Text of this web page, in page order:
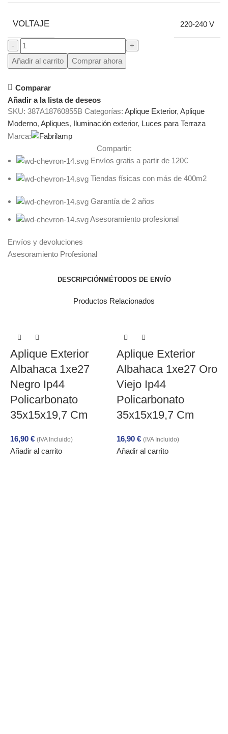
VOLTAJE 220-240 V
Añadir al carrito Comprar ahora
Comparar
Añadir a la lista de deseos
SKU: 387A18760855B Categorías: Aplique Exterior, Aplique
Moderno, Apliques, Iluminación exterior, Luces para Terraza
Marca:
Compartir:
Envíos gratis a partir de 120€
Tiendas físicas con más de 400m2
Garantía de 2 años
Asesoramiento profesional
Envíos y devoluciones
Asesoramiento Profesional
DESCRIPCIÓN MÉTODOS DE ENVÍO
Productos Relacionados
Aplique Exterior
Albahaca 1xe27
Negro Ip44
Policarbonato
35x15x19,7 Cm
16,90 € (IVA Incluido)
Añadir al carrito
Aplique Exterior
Albahaca 1xe27 Oro
Viejo Ip44
Policarbonato
35x15x19,7 Cm
16,90 € (IVA Incluido)
Añadir al carrito